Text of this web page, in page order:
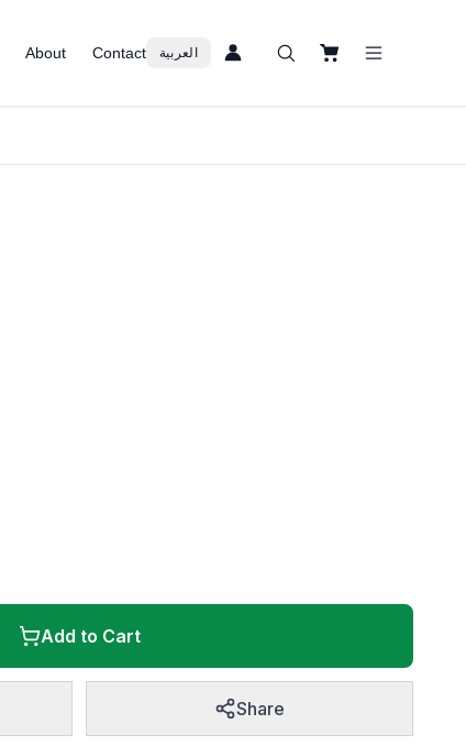
About Contact العربية
Add to Cart
Share